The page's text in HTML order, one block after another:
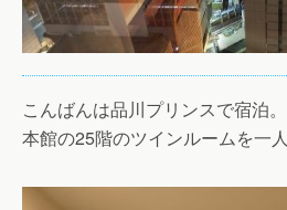
こんばんは品川プリンスで宿泊。
本館の25階のツインルームを一人